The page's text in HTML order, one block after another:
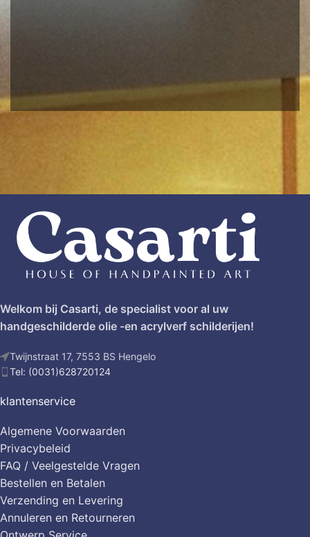
Welkom bij Casarti, de specialist voor al uw
handgeschilderde olie -en acrylverf schilderijen!
Twijnstraat 17, 7553 BS Hengelo
Tel: (0031)628720124
klantenservice
Algemene Voorwaarden
Privacybeleid
FAQ / Veelgestelde Vragen
Bestellen en Betalen
Verzending en Levering
Annuleren en Retourneren